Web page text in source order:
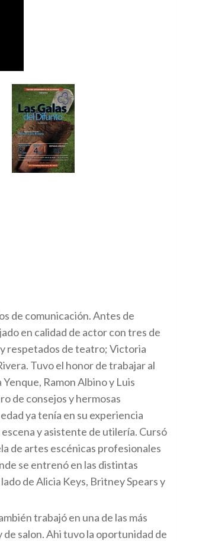
de comunicación. Antes de
en calidad de actor con tres de
respetados de teatro; Victoria
Tuvo el honor de trabajar al
Ramon Albino y Luis
de consejos y hermosas
ya tenía en su experiencia
y asistente de utilería. Cursó
de artes escénicas profesionales
se entrenó en las distintas
de Alicia Keys, Britney Spears y
trabajó en una de las más
salon. Ahi tuvo la oportunidad de